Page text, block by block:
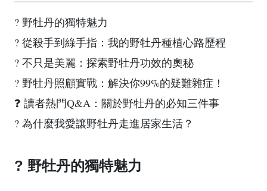
? 野牡丹的獨特魅力
? 從殺手到綠手指：我的野牡丹種植心路歷程
? 不只是美麗：探索野牡丹功效的奧秘
? 野牡丹照顧實戰：解決你99%的疑難雜症！
❓ 讀者熱門Q&A：關於野牡丹的必知三件事
? 為什麼我愛讓野牡丹走進居家生活？
? 野牡丹的獨特魅力